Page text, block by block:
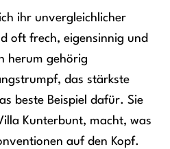
ihr unvergleichlicher
oft frech, eigensinnig und
herum gehörig
das stärkste
beste Beispiel dafür. Sie
Kunterbunt, macht, was
auf den Kopf.